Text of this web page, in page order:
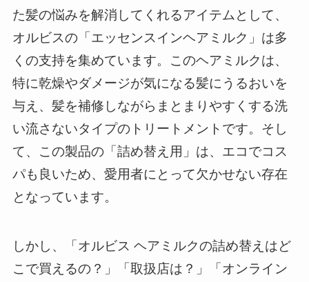
た髪の悩みを解消してくれるアイテムとして、
オルビスの「エッセンスインヘアミルク」は多
くの支持を集めています。このヘアミルクは、
特に乾燥やダメージが気になる髪にうるおいを
与え、髪を補修しながらまとまりやすくする洗
い流さないタイプのトリートメントです。そし
て、この製品の「詰め替え用」は、エコでコス
パも良いため、愛用者にとって欠かせない存在
となっています。
しかし、「オルビス ヘアミルクの詰め替えはど
こで買えるの？」「取扱店は？」「オンライン